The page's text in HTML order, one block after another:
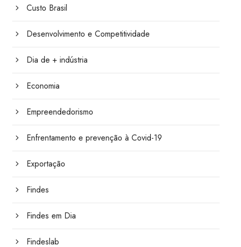
Custo Brasil
Desenvolvimento e Competitividade
Dia de + indústria
Economia
Empreendedorismo
Enfrentamento e prevenção à Covid-19
Exportação
Findes
Findes em Dia
Findeslab